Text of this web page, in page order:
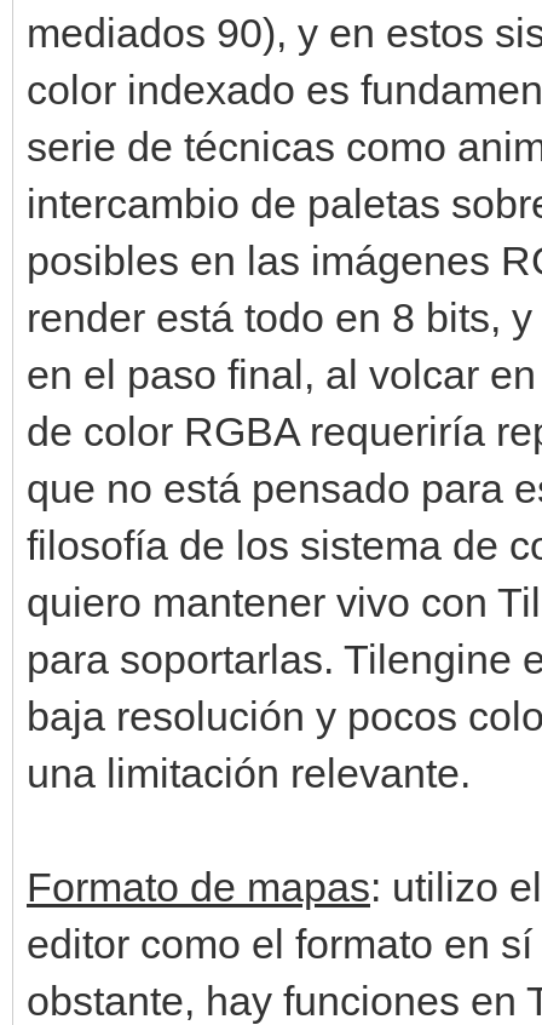
mediados 90), y en estos
color indexado es
serie de técnicas como
intercambio de paletas
posibles en las imágenes
render está todo en 8 bits,
en el paso final, al volcar
de color RGBA requeriría
que no está pensado para
filosofía de los sistema de
quiero mantener vivo con
para soportarlas. Tilengine
baja resolución y pocos
una limitación relevante.
Formato de mapas: utilizo
editor como el formato en
obstante, hay funciones en